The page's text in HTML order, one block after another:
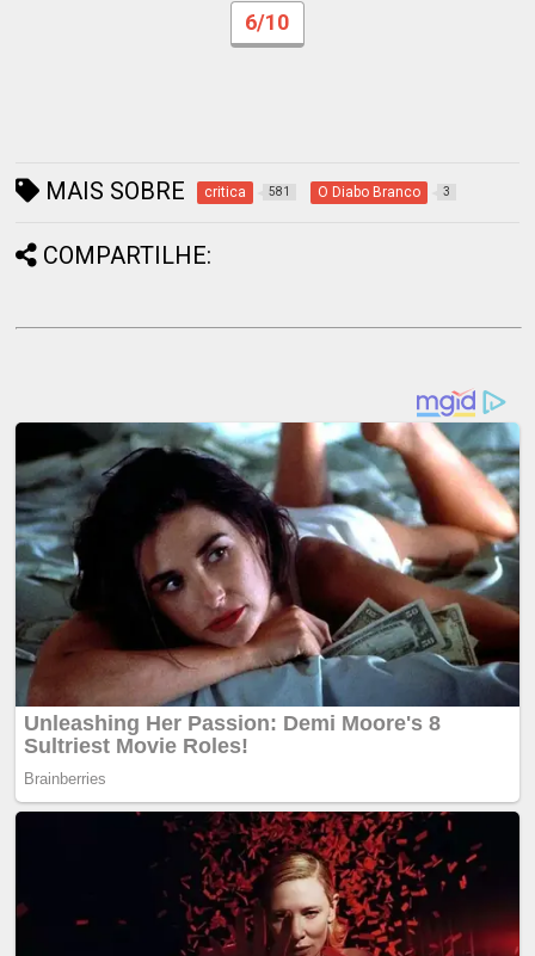
6/10
MAIS SOBRE critica 581 O Diabo Branco 3
COMPARTILHE: